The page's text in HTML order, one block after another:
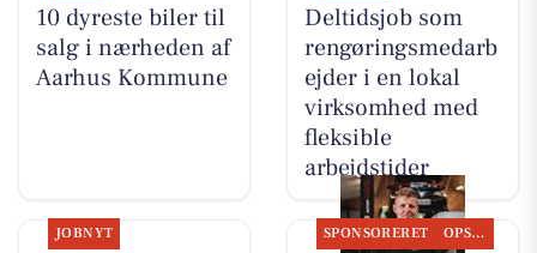
10 dyreste biler til
salg i nærheden af
Aarhus Kommune
Deltidsjob som
rengøringsmedarb
ejder i en lokal
virksomhed med
fleksible
arbejdstider
JOBNYT SPONSORERET OPSLAGSTAVLEN